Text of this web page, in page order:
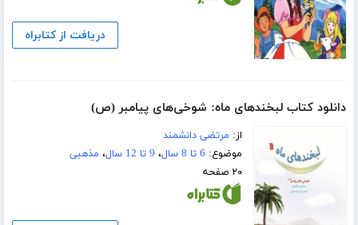
دریافت از کتابراه
دانلود کتاب لبخندهای ماه: شوخی‌های پیامبر (ص)
از: مرتضی دانشمند
موضوع: 6 تا 8 سال ، 9 تا 12 سال ، مذهبی
۲۰ صفحه